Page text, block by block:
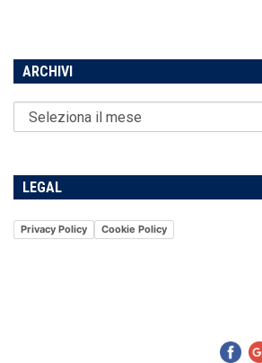
ARCHIVI
LEGAL
Privacy Policy Cookie Policy